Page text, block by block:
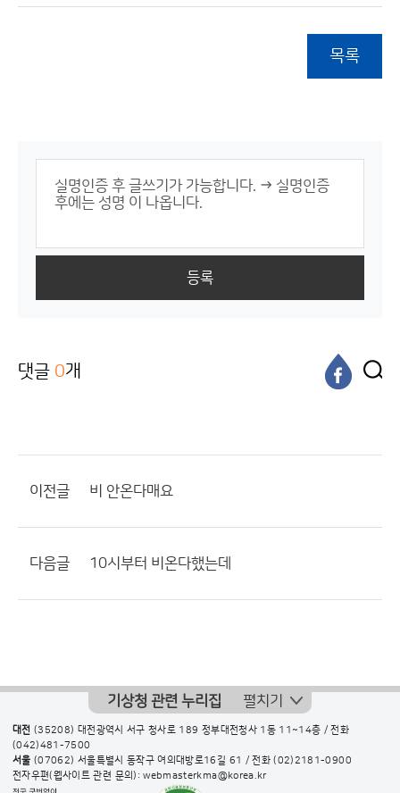
목록
등록
댓글 0개
이전글 비 안온다매요
다음글 10시부터 비온다했는데
기상청 관련 누리집 펼치기
대전 (35208) 대전광역시 서구 청사로 189 정부대전청사 1동 11~14층 / 전화
(042)481-7500
서울 (07062) 서울특별시 동작구 여의대방로16길 61 / 전화(02)2181-0900
전자우편(웹사이트 관련 문의): webmasterkma@korea.kr